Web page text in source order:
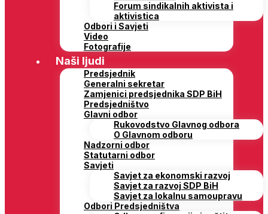
Forum sindikalnih aktivista i
aktivistica
Odbori i Savjeti
Video
Fotografije
Naši ljudi
Predsjednik
Generalni sekretar
Zamjenici predsjednika SDP BiH
Predsjedništvo
Glavni odbor
Rukovodstvo Glavnog odbora
O Glavnom odboru
Nadzorni odbor
Statutarni odbor
Savjeti
Savjet za ekonomski razvoj
Savjet za razvoj SDP BiH
Savjet za lokalnu samoupravu
Odbori Predsjedništva